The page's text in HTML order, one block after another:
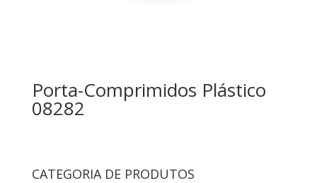
Porta-Comprimidos Plástico
08282
CATEGORIA DE PRODUTOS